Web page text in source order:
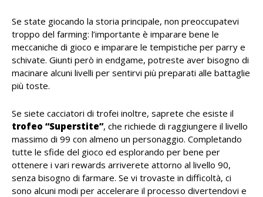
Se state giocando la storia principale, non preoccupatevi
troppo del farming: l’importante è imparare bene le
meccaniche di gioco e imparare le tempistiche per parry e
schivate. Giunti però in endgame, potreste aver bisogno di
macinare alcuni livelli per sentirvi più preparati alle battaglie
più toste.
Se siete cacciatori di trofei inoltre, saprete che esiste il
trofeo “Superstite”, che richiede di raggiungere il livello
massimo di 99 con almeno un personaggio. Completando
tutte le sfide del gioco ed esplorando per bene per
ottenere i vari rewards arriverete attorno al livello 90,
senza bisogno di farmare. Se vi trovaste in difficoltà, ci
sono alcuni modi per accelerare il processo divertendovi e